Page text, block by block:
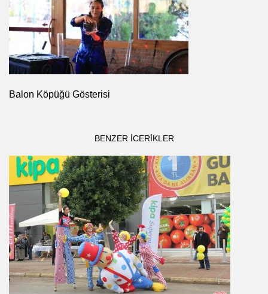
Balon Köpüğü Gösterisi
BENZER ICERIKLER